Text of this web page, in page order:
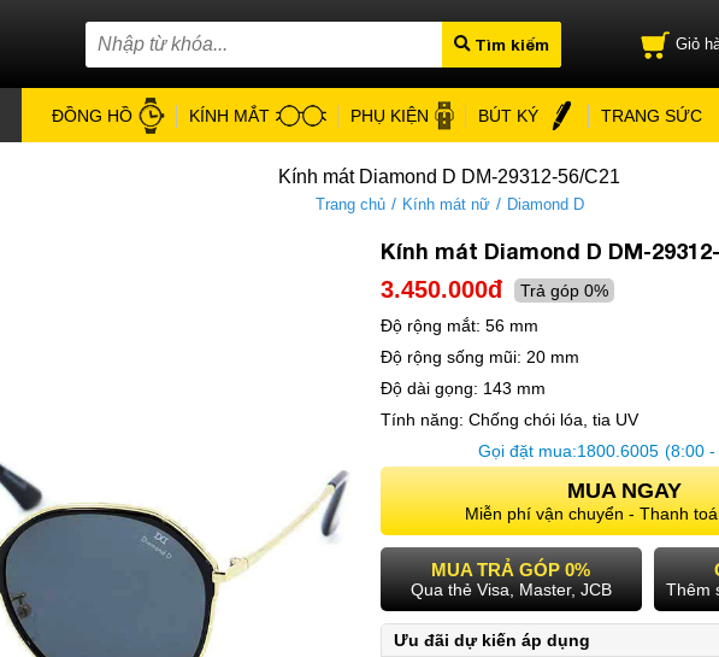
Tìm kiếm Giỏ
ĐỒNG HỒ KÍNH MẮT PHỤ KIỆN BÚT KÝ TRANG SỨC
Kính mát Diamond D DM-29312-56/C21
Trang chủ / Kính mát nữ / Diamond D
Kính mát Diamond D DM-
3.450.000đ
Trả góp 0%
Độ rộng mắt: 56 mm
Độ rộng sống mũi: 20 mm
Độ dài gọng: 143 mm
Tính năng: Chống chói lóa, tia UV
Gọi đặt mua:1800.6005 (8:00 -
MUA NGAY
Miễn phí vận chuyển - Thanh
MUA TRẢ GÓP 0%
Qua thẻ Visa, Master, JCB Thêm
Ưu đãi dự kiến áp dụng